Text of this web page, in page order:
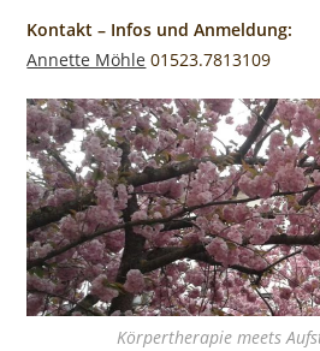
Kontakt – Infos und Anmeldung:
Annette Möhle 01523.7813109
Körpertherapie meets